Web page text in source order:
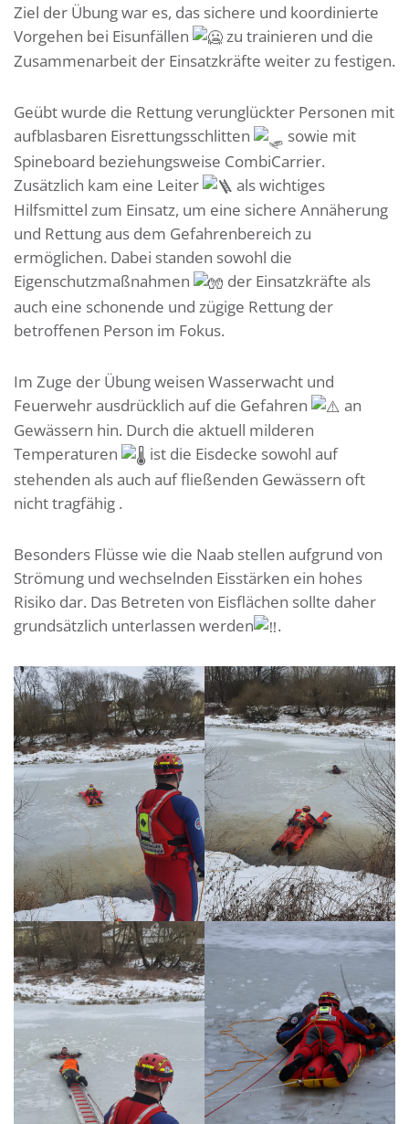
Ziel der Übung war es, das sichere und koordinierte
Vorgehen bei Eisunfällen
zu trainieren und die
Zusammenarbeit der Einsatzkräfte weiter zu festigen.
Geübt wurde die Rettung verunglückter Personen mit
aufblasbaren Eisrettungsschlitten
sowie mit
Spineboard beziehungsweise CombiCarrier.
Zusätzlich kam eine Leiter
als wichtiges
Hilfsmittel zum Einsatz, um eine sichere Annäherung
und Rettung aus dem Gefahrenbereich zu
ermöglichen. Dabei standen sowohl die
Eigenschutzmaßnahmen
der Einsatzkräfte als
auch eine schonende und zügige Rettung der
betroffenen Person im Fokus.
Im Zuge der Übung weisen Wasserwacht und
Feuerwehr ausdrücklich auf die Gefahren
an
Gewässern hin. Durch die aktuell milderen
Temperaturen
ist die Eisdecke sowohl auf
stehenden als auch auf fließenden Gewässern oft
nicht tragfähig .
Besonders Flüsse wie die Naab stellen aufgrund von
Strömung und wechselnden Eisstärken ein hohes
Risiko dar. Das Betreten von Eisflächen sollte daher
grundsätzlich unterlassen werden
.